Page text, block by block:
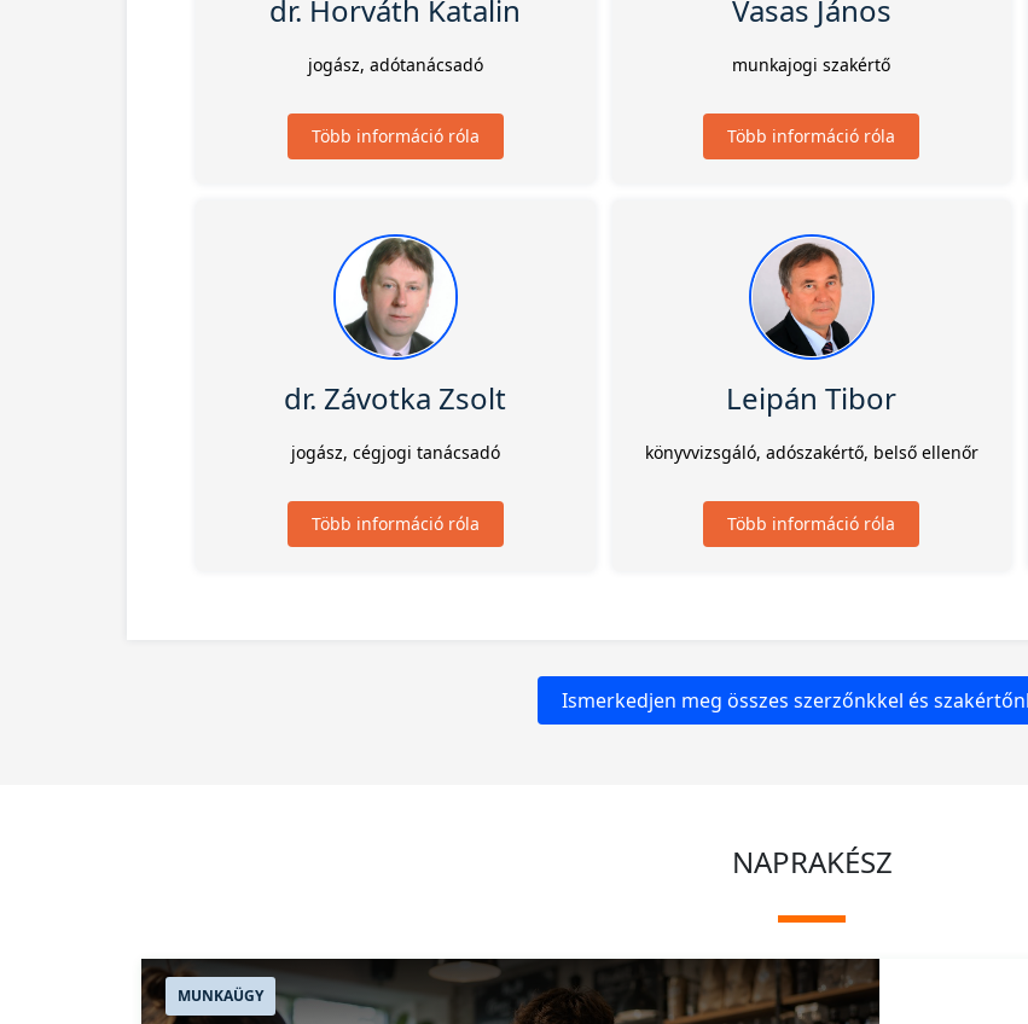
dr. Horváth Katalin
jogász, adótanácsadó
Több információ róla
Vasas János
munkajogi szakértő
Több információ róla
dr. Závotka Zsolt
jogász, cégjogi tanácsadó
Több információ róla
Leipán Tibor
könyvvizsgáló, adószakértő, belső ellenőr
Több információ róla
Ismerkedjen meg összes szerzőnkkel és
NAPRAKÉSZ
MUNKAÜGY